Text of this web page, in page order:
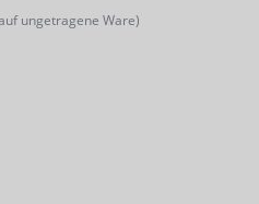
ungetragene Ware)